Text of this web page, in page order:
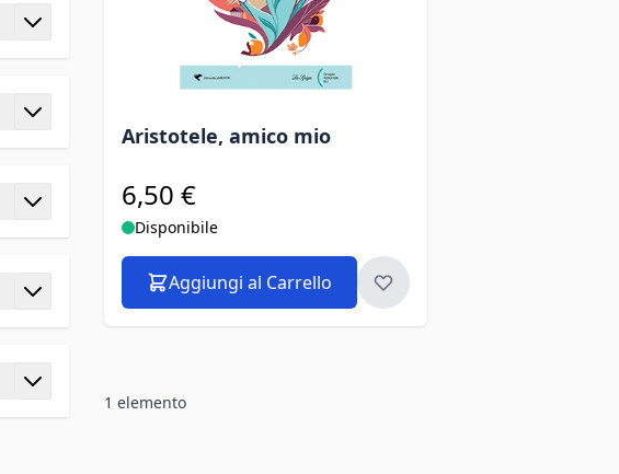
Aristotele, amico mio
6,50 €
Disponibile
Aggiungi al Carrello
1 elemento